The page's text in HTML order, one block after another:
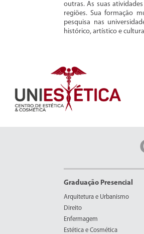
outras. As suas
regiões. Sua formação
pesquisa nas
histórico, artístico e
Graduação Presencial
Arquitetura e Urbanismo
Direito
Enfermagem
Estética e Cosmética